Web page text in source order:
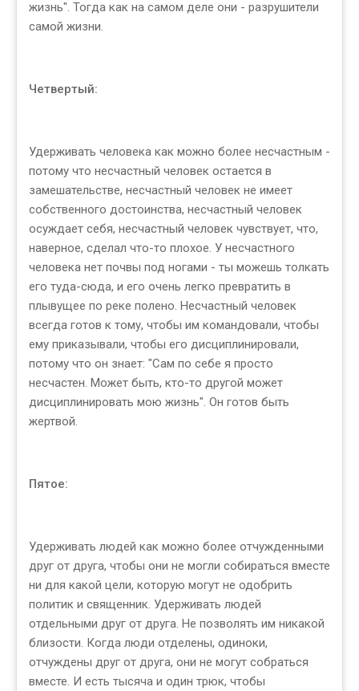
жизнь". Тогда как на самом деле они - разрушители
самой жизни.
Четвертый:
Удерживать человека как можно более несчастным -
потому что несчастный человек остается в
замешательстве, несчастный человек не имеет
собственного достоинства, несчастный человек
осуждает себя, несчастный человек чувствует, что,
наверное, сделал что-то плохое. У несчастного
человека нет почвы под ногами - ты можешь толкать
его туда-сюда, и его очень легко превратить в
плывущее по реке полено. Несчастный человек
всегда готов к тому, чтобы им командовали, чтобы
ему приказывали, чтобы его дисциплинировали,
потому что он знает: "Сам по себе я просто
несчастен. Может быть, кто-то другой может
дисциплинировать мою жизнь". Он готов быть
жертвой.
Пятое:
Удерживать людей как можно более отчужденными
друг от друга, чтобы они не могли собираться вместе
ни для какой цели, которую могут не одобрить
политик и священник. Удерживать людей
отдельными друг от друга. Не позволять им никакой
близости. Когда люди отделены, одиноки,
отчуждены друг от друга, они не могут собраться
вместе. И есть тысяча и один трюк, чтобы